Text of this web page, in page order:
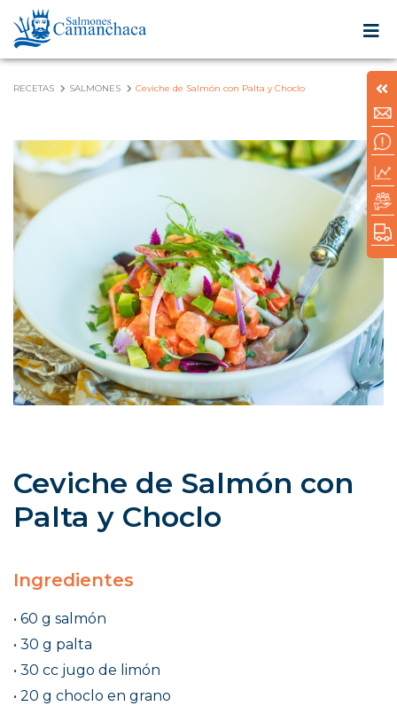
RECETAS SALMONES Ceviche de Salmón con Palta y Choclo
Ceviche de Salmón con
Palta y Choclo
Ingredientes
• 60 g salmón
• 30 g palta
• 30 cc jugo de limón
• 20 g choclo en grano